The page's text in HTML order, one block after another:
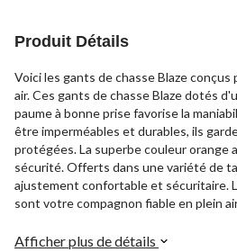
Produit Détails
Voici les gants de chasse Blaze conçus
air. Ces gants de chasse Blaze dotés
paume à bonne prise favorise la
être imperméables et durables, ils
protégées. La superbe couleur orange
sécurité. Offerts dans une variété de
ajustement confortable et sécuritaire.
sont votre compagnon fiable en plein
Afficher plus de détails